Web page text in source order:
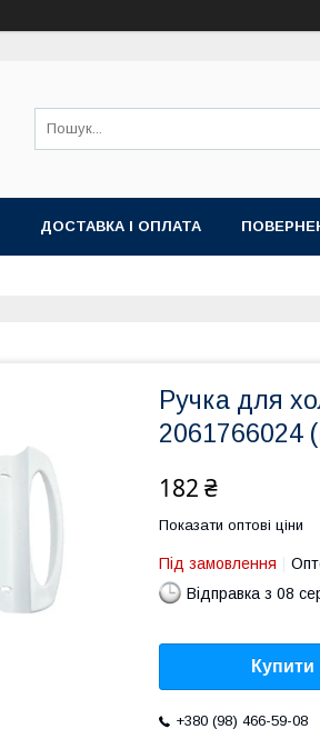
ДОСТАВКА І ОПЛАТА
Ручка для
2061766024
182 ₴
Показати оптові ціни
Під замовлення
Відправка з 08
Купити
+380 (98) 466-59-08